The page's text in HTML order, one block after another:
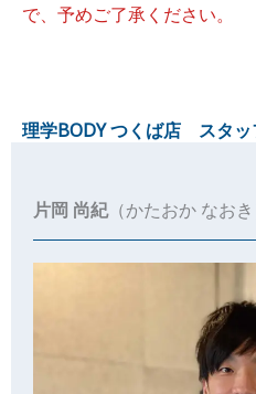
で、予めご了承ください。
理学BODY つくば店 スタ
片岡 尚紀（かたおか なおき